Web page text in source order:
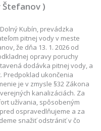
Štefanov )
Kubín, prevádzka
pitnej vody v meste
že dňa 13. 1. 2026 od
opravy poruchy
dodávka pitnej vody, a
Predpoklad ukončenia
je v zmysle §32 Zákona
kanalizáciách. Za
užívania, spôsobeným
ospravedlňujeme a za
snažiť odstrániť v čo